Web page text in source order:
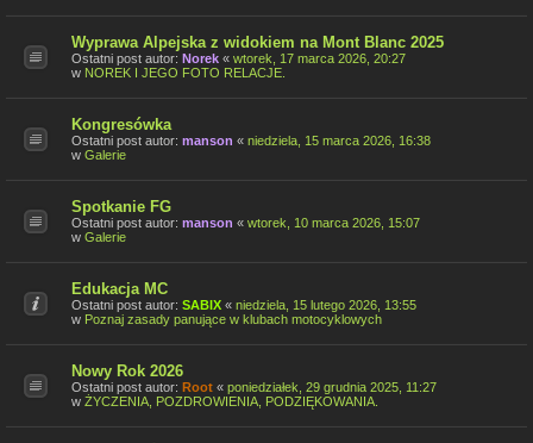
Wyprawa Alpejska z widokiem na Mont Blanc 2025
Ostatni post autor: Norek « wtorek, 17 marca 2026, 20:27
w NOREK I JEGO FOTO RELACJE.
Kongresówka
Ostatni post autor: manson « niedziela, 15 marca 2026, 16:38
w Galerie
Spotkanie FG
Ostatni post autor: manson « wtorek, 10 marca 2026, 15:07
w Galerie
Edukacja MC
Ostatni post autor: SABIX « niedziela, 15 lutego 2026, 13:55
w Poznaj zasady panujące w klubach motocyklowych
Nowy Rok 2026
Ostatni post autor: Root « poniedziałek, 29 grudnia 2025, 11:27
w ŻYCZENIA, POZDROWIENIA, PODZIĘKOWANIA.